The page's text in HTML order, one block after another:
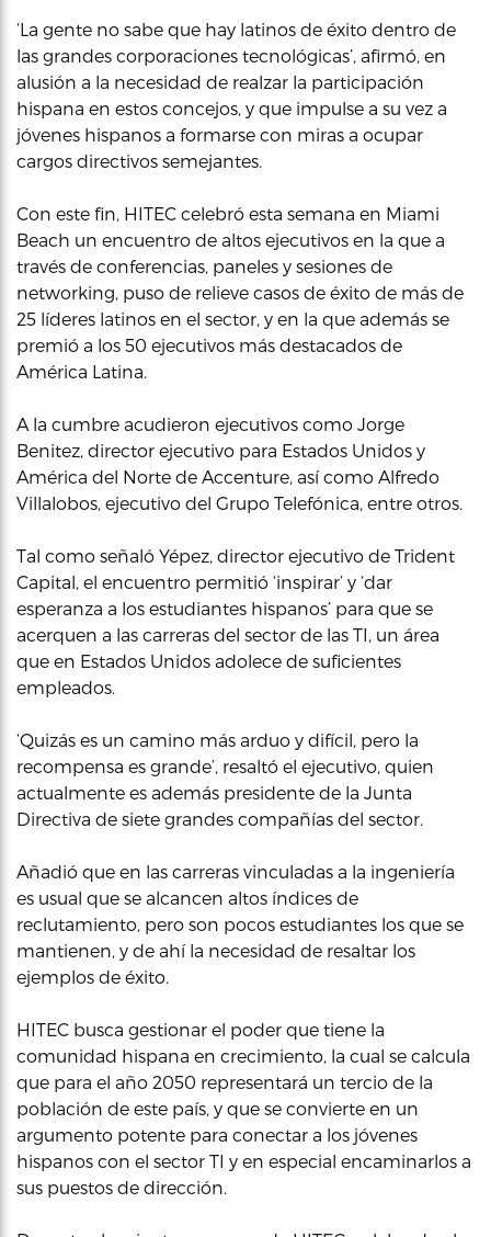
‘La gente no sabe que hay latinos de éxito dentro de
las grandes corporaciones tecnológicas’, afirmó, en
alusión a la necesidad de realzar la participación
hispana en estos concejos, y que impulse a su vez a
jóvenes hispanos a formarse con miras a ocupar
cargos directivos semejantes.
Con este fin, HITEC celebró esta semana en Miami
Beach un encuentro de altos ejecutivos en la que a
través de conferencias, paneles y sesiones de
networking, puso de relieve casos de éxito de más de
25 líderes latinos en el sector, y en la que además se
premió a los 50 ejecutivos más destacados de
América Latina.
A la cumbre acudieron ejecutivos como Jorge
Benitez, director ejecutivo para Estados Unidos y
América del Norte de Accenture, así como Alfredo
Villalobos, ejecutivo del Grupo Telefónica, entre otros.
Tal como señaló Yépez, director ejecutivo de Trident
Capital, el encuentro permitió ‘inspirar’ y ‘dar
esperanza a los estudiantes hispanos’ para que se
acerquen a las carreras del sector de las TI, un área
que en Estados Unidos adolece de suficientes
empleados.
‘Quizás es un camino más arduo y difícil, pero la
recompensa es grande’, resaltó el ejecutivo, quien
actualmente es además presidente de la Junta
Directiva de siete grandes compañías del sector.
Añadió que en las carreras vinculadas a la ingeniería
es usual que se alcancen altos índices de
reclutamiento, pero son pocos estudiantes los que se
mantienen, y de ahí la necesidad de resaltar los
ejemplos de éxito.
HITEC busca gestionar el poder que tiene la
comunidad hispana en crecimiento, la cual se calcula
que para el año 2050 representará un tercio de la
población de este país, y que se convierte en un
argumento potente para conectar a los jóvenes
hispanos con el sector TI y en especial encaminarlos a
sus puestos de dirección.